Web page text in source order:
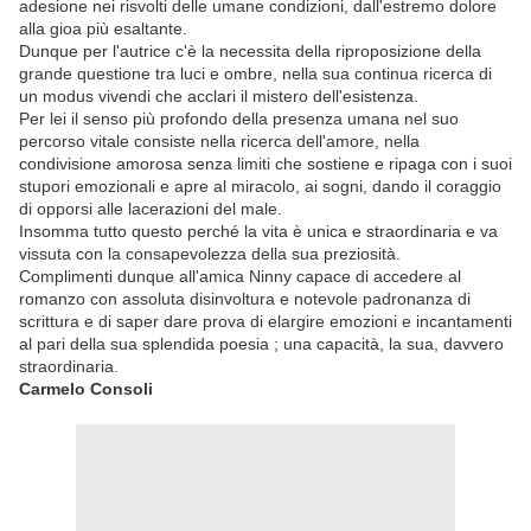
adesione nei risvolti delle umane condizioni, dall'estremo dolore
alla gioa più esaltante.
Dunque per l'autrice c'è la necessita della riproposizione della
grande questione tra luci e ombre, nella sua continua ricerca di
un modus vivendi che acclari il mistero dell'esistenza.
Per lei il senso più profondo della presenza umana nel suo
percorso vitale consiste nella ricerca dell'amore, nella
condivisione amorosa senza limiti che sostiene e ripaga con i suoi
stupori emozionali e apre al miracolo, ai sogni, dando il coraggio
di opporsi alle lacerazioni del male.
Insomma tutto questo perché la vita è unica e straordinaria e va
vissuta con la consapevolezza della sua preziosità.
Complimenti dunque all'amica Ninny capace di accedere al
romanzo con assoluta disinvoltura e notevole padronanza di
scrittura e di saper dare prova di elargire emozioni e incantamenti
al pari della sua splendida poesia ; una capacità, la sua, davvero
straordinaria.
Carmelo Consoli